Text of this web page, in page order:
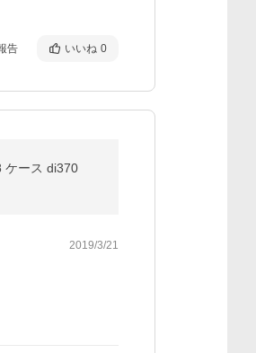
告 いいね 0
ケース di370
2019/3/21